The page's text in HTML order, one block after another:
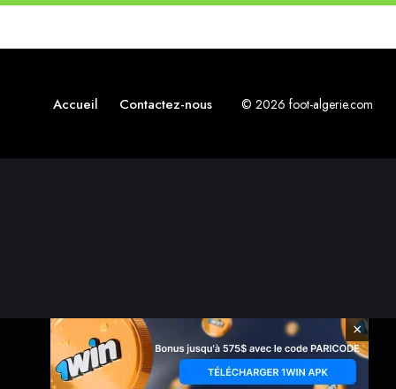
Accueil Contactez-nous © 2026 foot-algerie.com
×